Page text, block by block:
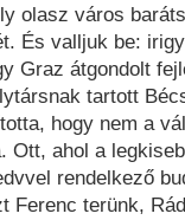
olasz város
És valljuk be:
Graz átgondolt
tartott
hogy nem a
Ott, ahol a
rendelkező
Ferenc terünk,